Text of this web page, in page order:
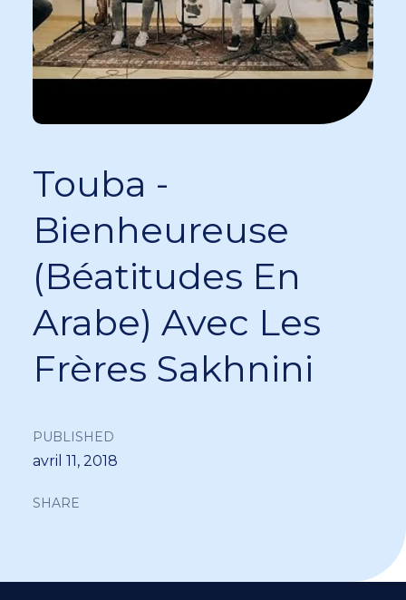
Touba -
Bienheureuse
(Béatitudes En
Arabe) Avec Les
Frères Sakhnini
PUBLISHED
avril 11, 2018
SHARE